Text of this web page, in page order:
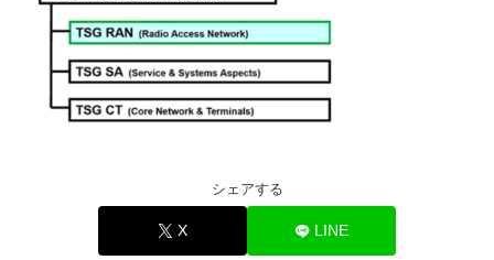
シェアする
X LINE